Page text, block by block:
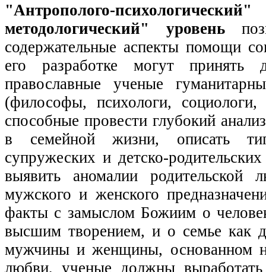
"Антрополого-
методологический" уровень
содержательные аспекты помощи
его разработке могут принять
православные ученые
(философы, психологи, социологи,
способные провести глубокий
в семейной жизни, описать
супружеских и детско-
выявить аномалии родительской
мужского и женского
факты с замыслом Божиим о
высшим творением, и о семье как
мужчины и женщины, основанном
любви, ученые должны